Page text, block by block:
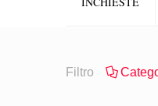
Filtro